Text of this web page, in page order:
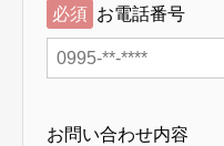
必須 お電話番号
お問い合わせ内容